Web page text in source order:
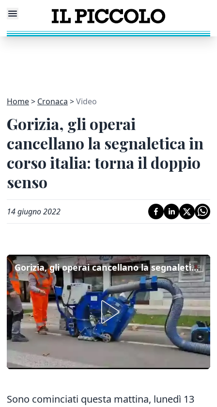
Home Cronaca Video
Gorizia, gli operai
cancellano la segnaletica in
corso italia: torna il doppio
senso
14 giugno 2022
Gorizia, gli operai cancellano la segnaletica in corso italia: torna il doppio senso
Sono cominciati questa mattina, lunedì 13